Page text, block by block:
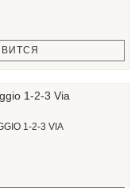
1-2-3 VIA